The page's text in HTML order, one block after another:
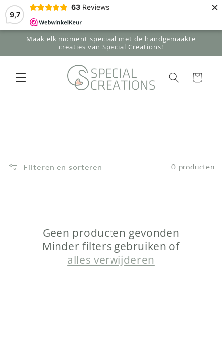
9,7
63 Reviews ×
Meteen
naar de
content
Maak elk moment speciaal met de handgemaakte
creaties van Special Creations!
Winkelwagen
Filteren en sorteren 0 producten
Geen producten gevonden
Minder filters gebruiken of
alles verwijderen